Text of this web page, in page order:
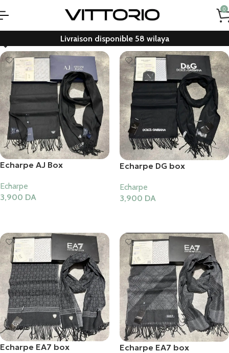
0
Livraison disponible 58 wilaya
Echarpe AJ Box
Echarpe
3,900 DA
Echarpe DG box
Echarpe
3,900 DA
Echarpe EA7 box Echarpe EA7 box